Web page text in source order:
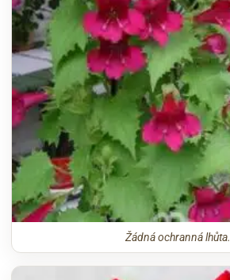
Žádná ochranná lhůta.